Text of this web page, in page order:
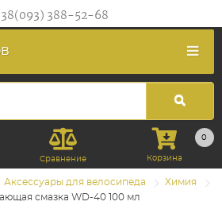
388-52-68
Сравнение
0
Корзина
Аксессуары для велосипеда
Химия
смазка WD-40 100 мл